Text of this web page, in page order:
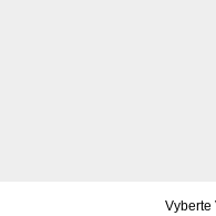
Vyberte